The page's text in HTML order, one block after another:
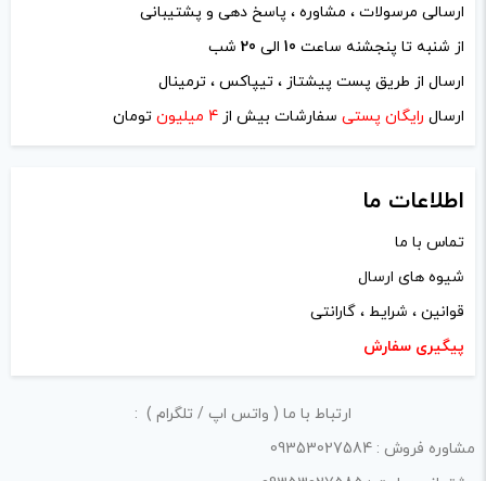
نام *
ارسالی مرسولات ، مشاوره ، پاسخ دهی و پشتیبانی
از شنبه تا پنجشنه ساعت 10 الی 20 شب
ارسال از طریق پست پیشتاز ، تیپاکس ، ترمینال
ارسال رایگان پستی سفارشات بیش از 4 میلیون تومان
اطلاعات ما
تماس با ما
شیوه های ارسال
قوانین ، شرایط ، گارانتی
پیگیری سفارش
ارتباط با ما ( واتس اپ / تلگرام ) :
مشاوره فروش : 09353027584